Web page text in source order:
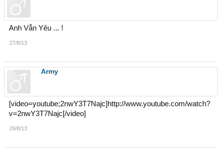
Anh Vẫn Yêu ... !
27/8/13
Army
[video=youtube;2nwY3T7Najc]http://www.youtube.com/watch?
v=2nwY3T7Najc[/video]
29/8/13